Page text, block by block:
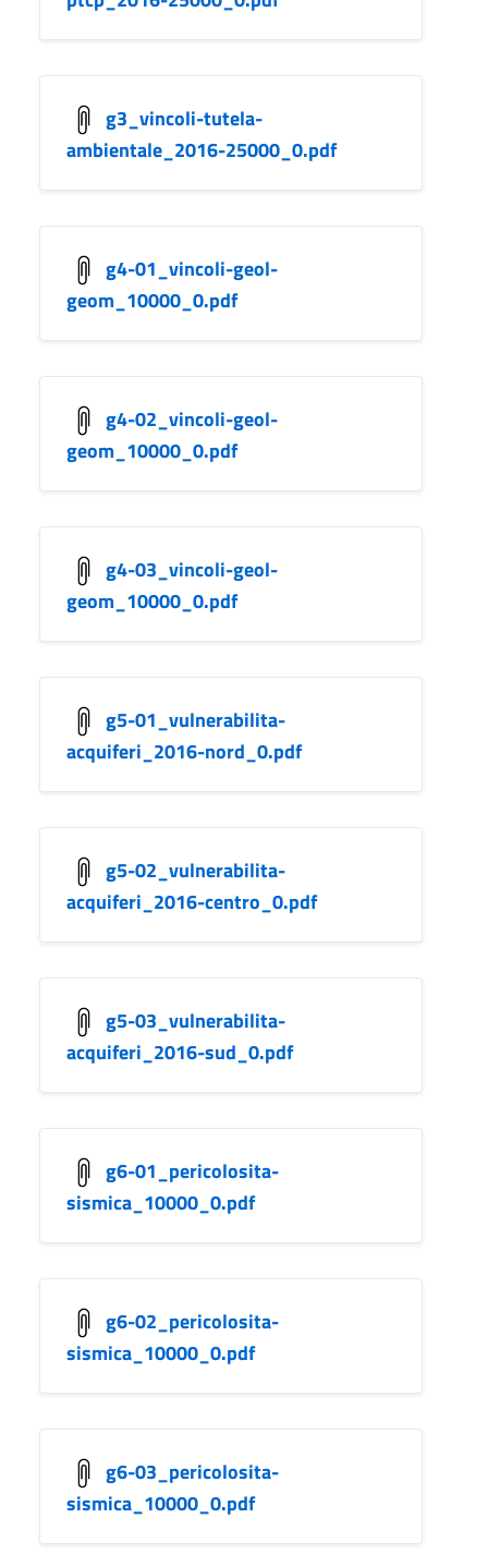
g3_vincoli-tutela-
ambientale_2016-25000_0.pdf
g4-01_vincoli-geol-
geom_10000_0.pdf
g4-02_vincoli-geol-
geom_10000_0.pdf
g4-03_vincoli-geol-
geom_10000_0.pdf
g5-01_vulnerabilita-
acquiferi_2016-nord_0.pdf
g5-02_vulnerabilita-
acquiferi_2016-centro_0.pdf
g5-03_vulnerabilita-
acquiferi_2016-sud_0.pdf
g6-01_pericolosita-
sismica_10000_0.pdf
g6-02_pericolosita-
sismica_10000_0.pdf
g6-03_pericolosita-
sismica_10000_0.pdf